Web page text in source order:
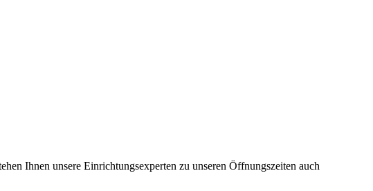
Ihnen unsere Einrichtungsexperten zu unseren Öffnungszeiten auch